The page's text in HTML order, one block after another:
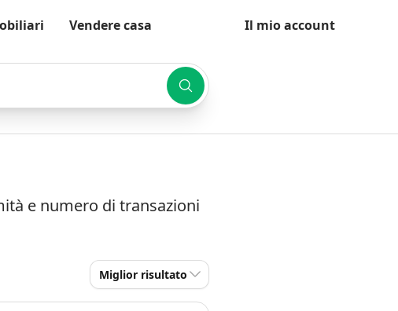
Vendere casa Il mio account
e numero di transazioni
Miglior risultato